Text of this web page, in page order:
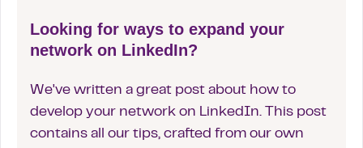
Looking for ways to expand your
network on LinkedIn?
We've written a great post about how to
develop your network on LinkedIn. This post
contains all our tips, crafted from our own